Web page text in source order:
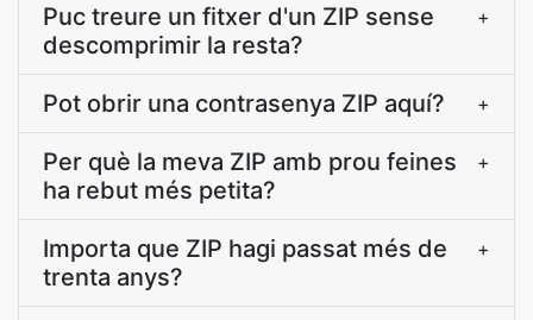
Puc treure un fitxer d'un ZIP sense
descomprimir la resta?
+
Pot obrir una contrasenya ZIP aquí? +
Per què la meva ZIP amb prou feines
ha rebut més petita?
+
Importa que ZIP hagi passat més de
trenta anys?
+